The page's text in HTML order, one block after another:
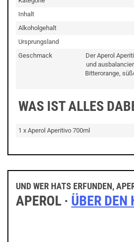
Inhalt
Alkoholgehalt
Ursprungsland
Geschmack
Der Aperol
und
Bitterorange,
WAS IST ALLES
1 x Aperol Aperitivo 700ml
UND WER HATS ERFUNDEN,
APEROL · ÜBER DEN